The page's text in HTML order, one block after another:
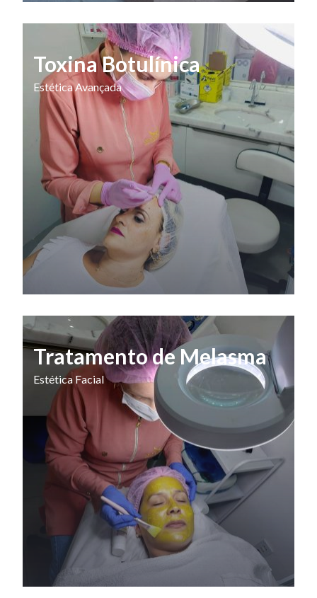
Toxina Botulínica
Estética Avançada
Tratamento de Melasma
Estética Facial